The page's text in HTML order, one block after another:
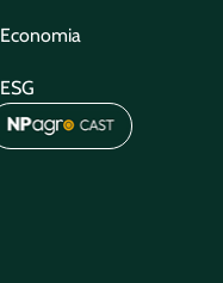
Economia
ESG